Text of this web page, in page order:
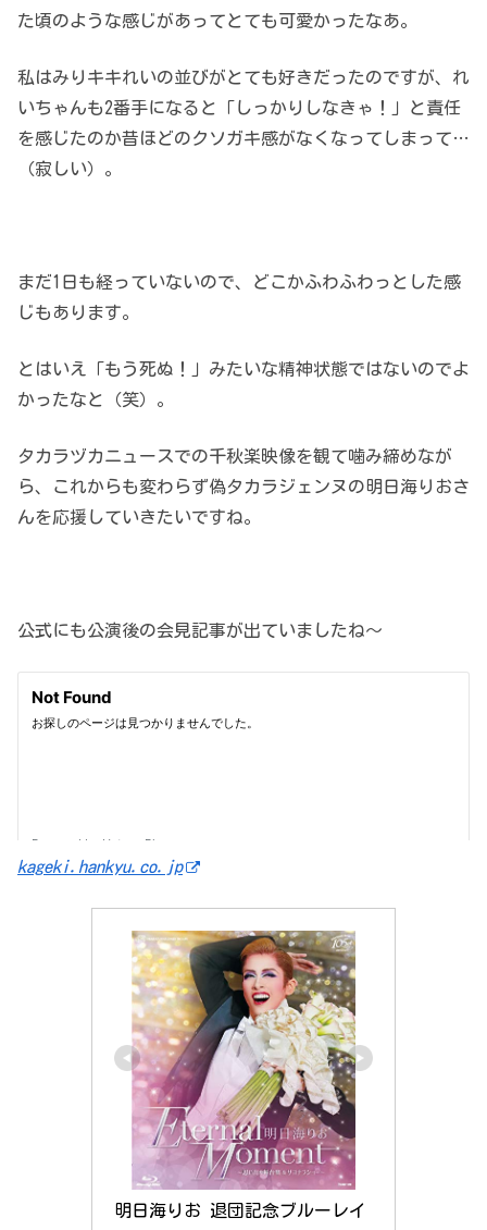
た頃のような感じがあってとても可愛かったなあ。
私はみりキキれいの並びがとても好きだったのですが、れ
いちゃんも2番手になると「しっかりしなきゃ！」と責任
を感じたのか昔ほどのクソガキ感がなくなってしまって…
（寂しい）。
まだ1日も経っていないので、どこかふわふわっとした感
じもあります。
とはいえ「もう死ぬ！」みたいな精神状態ではないのでよ
かったなと（笑）。
タカラヅカニュースでの千秋楽映像を観て噛み締めなが
ら、これからも変わらず偽タカラジェンヌの明日海りおさ
んを応援していきたいですね。
公式にも公演後の会見記事が出ていましたね～
kageki.hankyu.co.jp
明日海りお 退団記念ブルーレイ